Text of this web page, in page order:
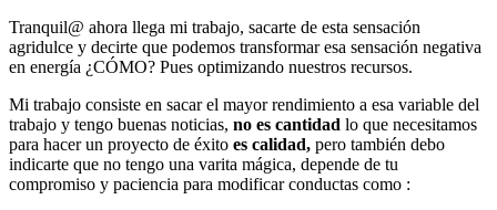
Tranquil@ ahora llega mi trabajo, sacarte de esta sensación
agridulce y decirte que podemos transformar esa sensación negativa
en energía ¿CÓMO? Pues optimizando nuestros recursos.
Mi trabajo consiste en sacar el mayor rendimiento a esa variable del
trabajo y tengo buenas noticias, no es cantidad lo que necesitamos
para hacer un proyecto de éxito es calidad, pero también debo
indicarte que no tengo una varita mágica, depende de tu
compromiso y paciencia para modificar conductas como :